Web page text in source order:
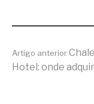
Artigo anterior
Hotel: onde